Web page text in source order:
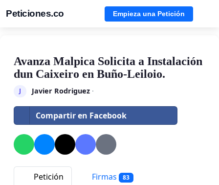
Peticiones.co Empieza una Petición
Avanza Malpica Solicita a Instalación
dun Caixeiro en Buño-Leiloio.
J Javier Rodriguez·
Compartir en Facebook
Petición Firmas 83